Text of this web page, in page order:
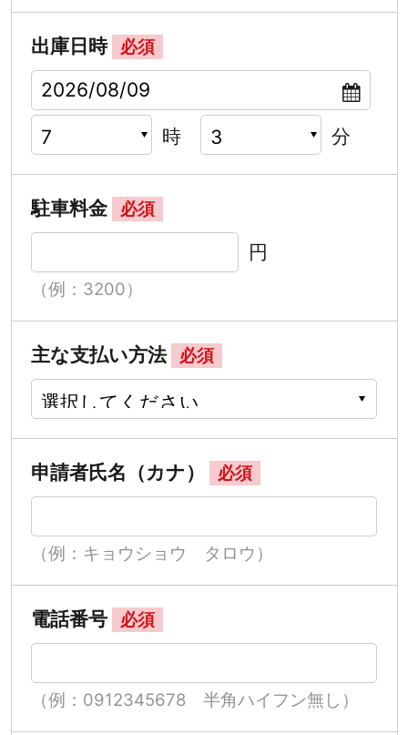
出庫日時 必須
時 分
駐車料金 必須
円
（例：3200）
主な支払い方法 必須
申請者氏名（カナ） 必須
（例：キョウショウ タロウ）
電話番号 必須
（例：0912345678 半角ハイフン無し）